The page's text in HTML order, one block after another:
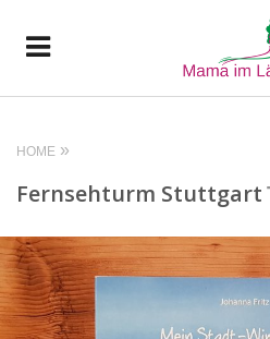
HOME
Fernsehturm Stuttgart